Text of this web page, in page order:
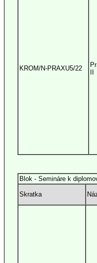
KROM/N-PRAXU5/22
Blok - Semináre k
Skratka